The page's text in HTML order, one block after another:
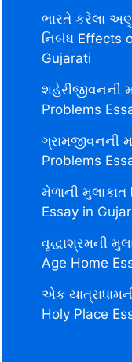
ભારતે કરેલા
નિબંધ Effects
Gujarati
શહેરીજીવનની
Problems
ગ્રામજીવનની
Problems
મેળાની
Essay in
વૃદ્ધાશ્રમની
Age Home
એક
Holy Place